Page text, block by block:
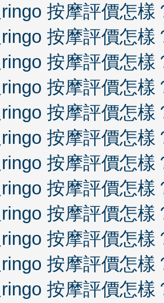
按摩評價怎樣
按摩評價怎樣
按摩評價怎樣
按摩評價怎樣
按摩評價怎樣
按摩評價怎樣
按摩評價怎樣
按摩評價怎樣
按摩評價怎樣
按摩評價怎樣
按摩評價怎樣
按摩評價怎樣